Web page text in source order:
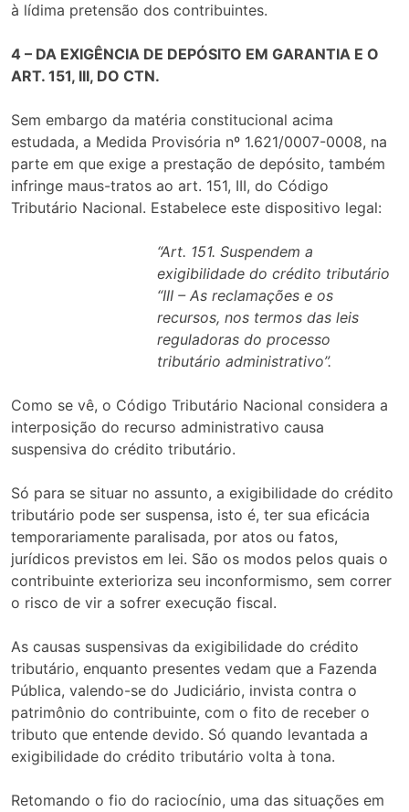
à lídima pretensão dos contribuintes.
4 – DA EXIGÊNCIA DE DEPÓSITO EM GARANTIA E O
ART. 151, III, DO CTN.
Sem embargo da matéria constitucional acima
estudada, a Medida Provisória nº 1.621/0007-0008, na
parte em que exige a prestação de depósito, também
infringe maus-tratos ao art. 151, III, do Código
Tributário Nacional. Estabelece este dispositivo legal:
“Art. 151. Suspendem a
exigibilidade do crédito tributário
“III – As reclamações e os
recursos, nos termos das leis
reguladoras do processo
tributário administrativo”.
Como se vê, o Código Tributário Nacional considera a
interposição do recurso administrativo causa
suspensiva do crédito tributário.
Só para se situar no assunto, a exigibilidade do crédito
tributário pode ser suspensa, isto é, ter sua eficácia
temporariamente paralisada, por atos ou fatos,
jurídicos previstos em lei. São os modos pelos quais o
contribuinte exterioriza seu inconformismo, sem correr
o risco de vir a sofrer execução fiscal.
As causas suspensivas da exigibilidade do crédito
tributário, enquanto presentes vedam que a Fazenda
Pública, valendo-se do Judiciário, invista contra o
patrimônio do contribuinte, com o fito de receber o
tributo que entende devido. Só quando levantada a
exigibilidade do crédito tributário volta à tona.
Retomando o fio do raciocínio, uma das situações em